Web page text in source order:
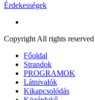
Érdekességek
Copyright All rights reserved
Főoldal
Strandok
PROGRAMOK
Látnivalók
Kikapcsolódás